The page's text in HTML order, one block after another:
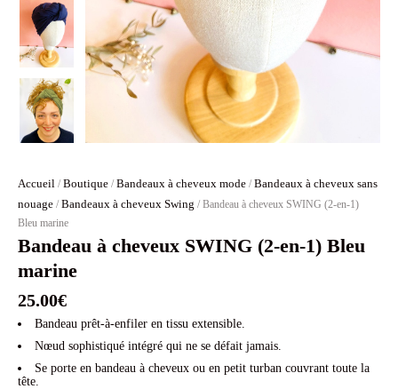
Accueil / Boutique / Bandeaux à cheveux mode / Bandeaux à cheveux sans
nouage / Bandeaux à cheveux Swing / Bandeau à cheveux SWING (2-en-1)
Bleu marine
Bandeau à cheveux SWING (2-en-1) Bleu
marine
25.00€
Bandeau prêt-à-enfiler en tissu extensible.
Nœud sophistiqué intégré qui ne se défait jamais.
Se porte en bandeau à cheveux ou en petit turban couvrant toute la
tête.